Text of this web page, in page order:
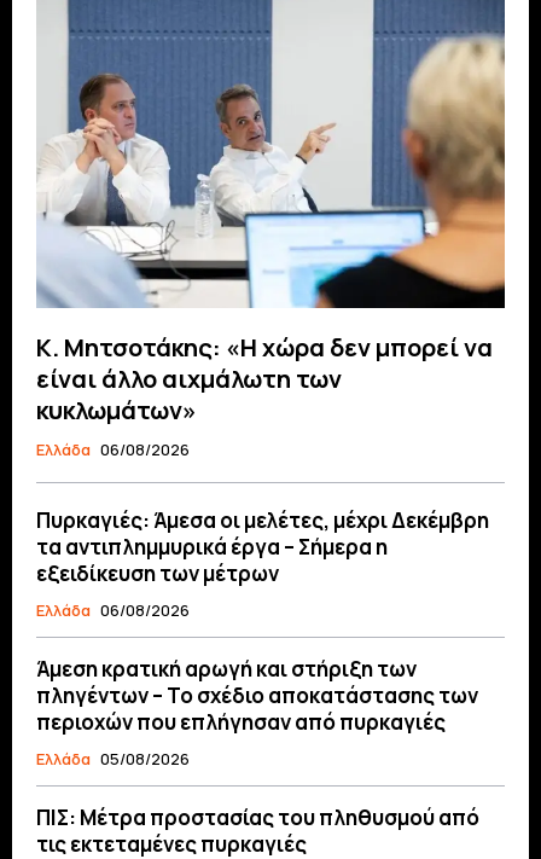
Κ. Μητσοτάκης: «Η χώρα δεν μπορεί να
είναι άλλο αιχμάλωτη των
κυκλωμάτων»
Ελλάδα 06/08/2026
Πυρκαγιές: Άμεσα οι μελέτες, μέχρι Δεκέμβρη
τα αντιπλημμυρικά έργα – Σήμερα η
εξειδίκευση των μέτρων
Ελλάδα 06/08/2026
Άμεση κρατική αρωγή και στήριξη των
πληγέντων – Το σχέδιο αποκατάστασης των
περιοχών που επλήγησαν από πυρκαγιές
Ελλάδα 05/08/2026
ΠΙΣ: Μέτρα προστασίας του πληθυσμού από
τις εκτεταμένες πυρκαγιές